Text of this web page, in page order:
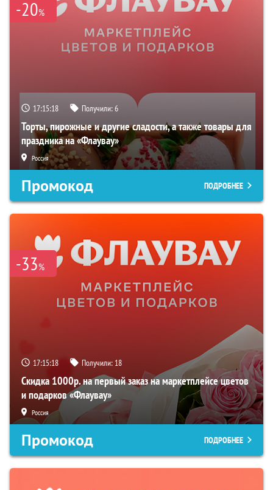
-20%
17:15:18 Получили:6
Торты, пирожные и другие сладости, а также товары для
праздника на «Флаувау»
Россия
Промокод ПОДРОБНЕЕ
-33%
17:15:18 Получили: 18
Скидка 1000р. на первый заказ на маркетплейсе цветов
и подарков «Флаувау»
Россия
Промокод ПОДРОБНЕЕ